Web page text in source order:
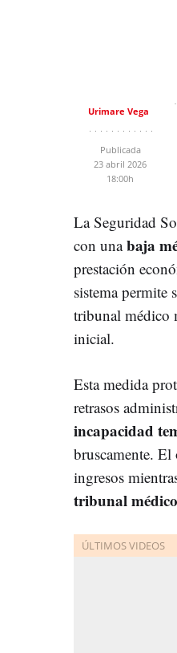
Urimare Vega
Publicada
23 abril 2026
18:00h
La Seguridad
con unabaja
prestación
sistema permite
tribunal médico
inicial.
Esta medida
retrasos
incapacidad
bruscamente.
ingresos
tribunal médico